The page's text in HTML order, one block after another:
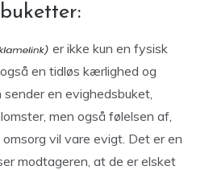
er ikke kun en fysisk
en tidløs kærlighed og
en evighedsbuket,
men også følelsen af,
vil vare evigt. Det er en
modtageren, at de er elsket